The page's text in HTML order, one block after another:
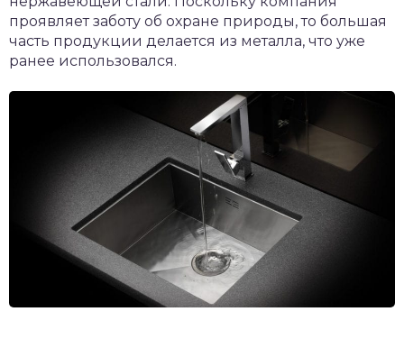
проявляет заботу об охране природы, то большая
часть продукции делается из металла, что уже
ранее использовался.